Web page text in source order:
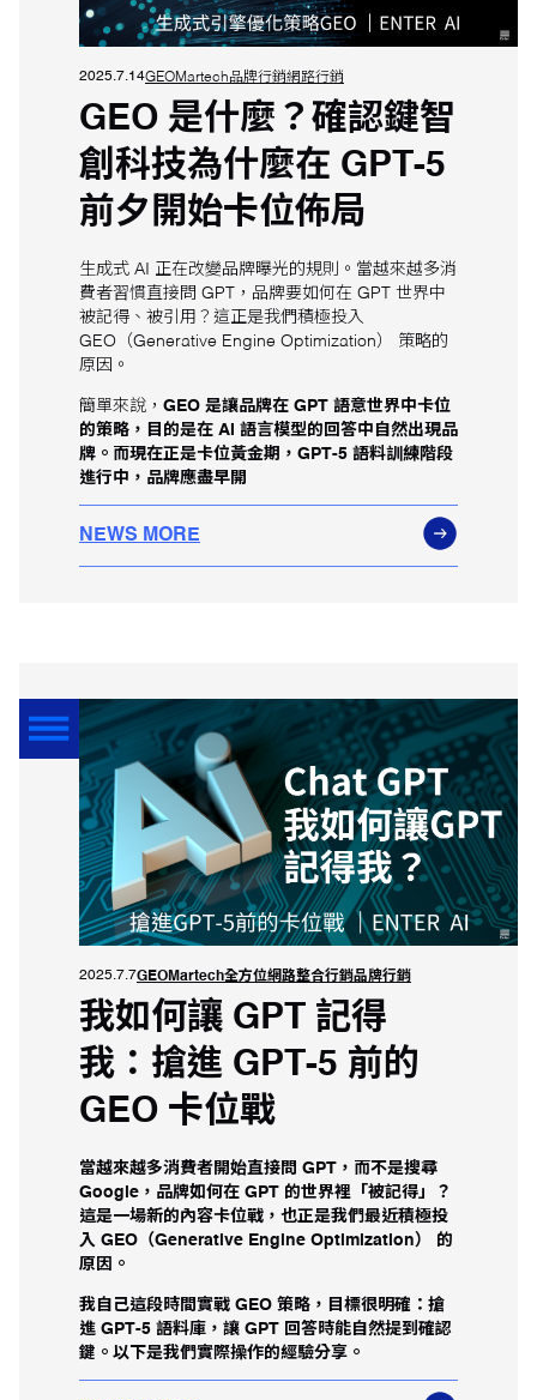
2025.7.14GEOMartech品牌行銷網路行銷
GEO 是什麼？確認鍵智
創科技為什麼在 GPT‑5
前夕開始卡位佈局
生成式 AI 正在改變品牌曝光的規則。當越來越多消
費者習慣直接問 GPT，品牌要如何在 GPT 世界中
被記得、被引用？這正是我們積極投入
GEO（Generative Engine Optimization） 策略的
原因。
簡單來說， GEO 是讓品牌在 GPT 語意世界中卡位
的策略，目的是在 AI 語言模型的回答中自然出現品
牌。而現在正是卡位黃金期，GPT‑5 語料訓練階段
進行中，品牌應盡早開
NEWS MORE
2025.7.7GEOMartech全方位網路整合行銷品牌行銷
我如何讓 GPT 記得
我：搶進 GPT‑5 前的
GEO 卡位戰
當越來越多消費者開始直接問 GPT，而不是搜尋
Google，品牌如何在 GPT 的世界裡「被記得」？
這是一場新的內容卡位戰，也正是我們最近積極投
入 GEO（Generative Engine Optimization） 的
原因。
我自己這段時間實戰 GEO 策略，目標很明確：搶
進 GPT‑5 語料庫，讓 GPT 回答時能自然提到確認
鍵。以下是我們實際操作的經驗分享。